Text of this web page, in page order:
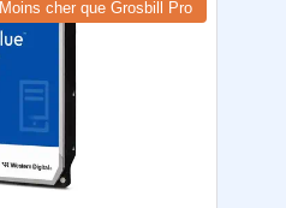
Moins cher que Grosbill Pro